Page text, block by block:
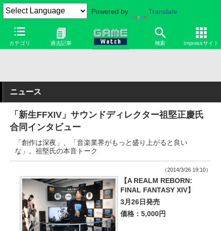
Powered by Translate
カテゴリ 過去記事 検索 Impressサイト
ニュース
「新生FFXIV」サウンドディレクター祖堅正慶氏
合同インタビュー
「創作は深夜」、「音楽業界がもっと盛り上がると良い
な」。祖堅氏の本音トーク
（2014/3/26 19:10）
【A REALM REBORN:
FINAL FANTASY XIV】
3月26日発売
価格：5,000円